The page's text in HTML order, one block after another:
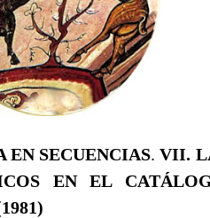
SECUENCIAS.VII.
EN EL